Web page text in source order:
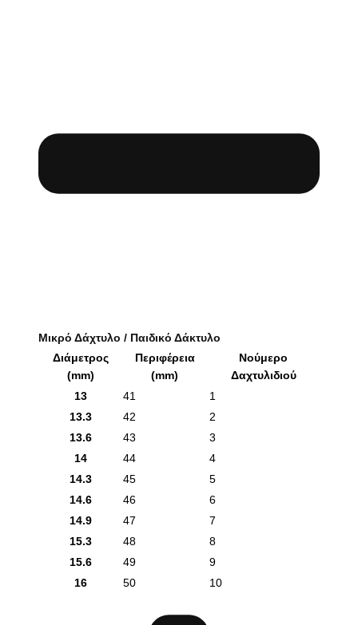
Μικρό Δάχτυλο / Παιδικό Δάκτυλο
Διάμετρος
(mm)
Περιφέρεια
(mm)
Νούμερο
Δαχτυλιδιού
13
41
1
13.3
42
2
13.6
43
3
14
44
4
14.3
45
5
14.6
46
6
14.9
47
7
15.3
48
8
15.6
49
9
16
50 10